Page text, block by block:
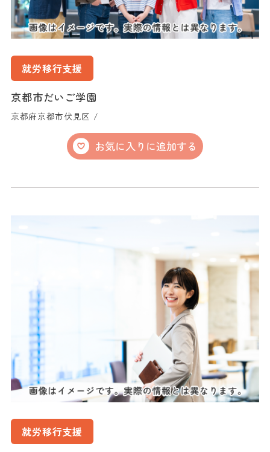
就労移行支援
京都市だいご学園
京都府京都市伏見区 /
お気に入りに追加する
就労移行支援